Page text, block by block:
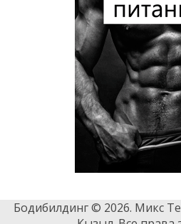
Бодибилдинг © 2026. Микс